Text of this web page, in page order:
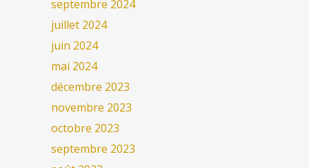
septembre 2024
juillet 2024
juin 2024
mai 2024
décembre 2023
novembre 2023
octobre 2023
septembre 2023